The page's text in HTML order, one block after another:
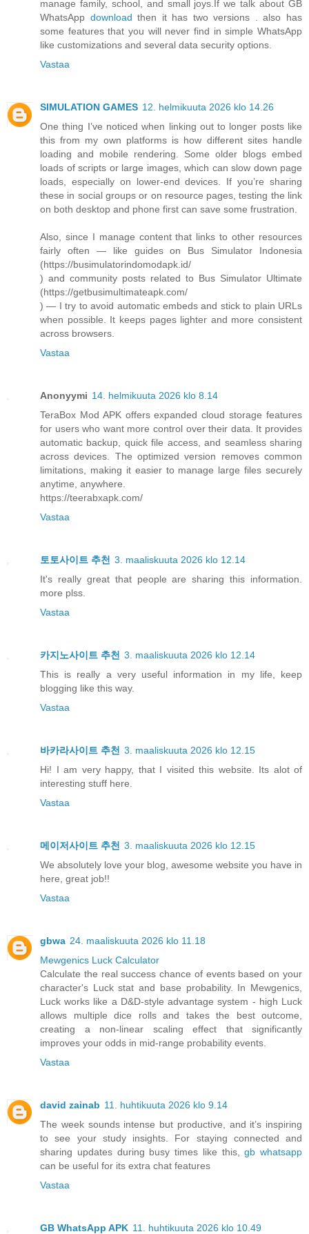
manage family, school, and small joys.If we talk about GB
WhatsApp download then it has two versions . also has
some features that you will never find in simple WhatsApp
like customizations and several data security options.
Vastaa
SIMULATION GAMES 12. helmikuuta 2026 klo 14.26
One thing I’ve noticed when linking out to longer posts like
this from my own platforms is how different sites handle
loading and mobile rendering. Some older blogs embed
loads of scripts or large images, which can slow down page
loads, especially on lower-end devices. If you’re sharing
these in social groups or on resource pages, testing the link
on both desktop and phone first can save some frustration.
Also, since I manage content that links to other resources
fairly often — like guides on Bus Simulator Indonesia
(https://busimulatorindomodapk.id/
) and community posts related to Bus Simulator Ultimate
(https://getbusimultimateapk.com/
) — I try to avoid automatic embeds and stick to plain URLs
when possible. It keeps pages lighter and more consistent
across browsers.
Vastaa
Anonyymi 14. helmikuuta 2026 klo 8.14
TeraBox Mod APK offers expanded cloud storage features
for users who want more control over their data. It provides
automatic backup, quick file access, and seamless sharing
across devices. The optimized version removes common
limitations, making it easier to manage large files securely
anytime, anywhere.
https://teerabxapk.com/
Vastaa
토토사이트 추천 3. maaliskuuta 2026 klo 12.14
It's really great that people are sharing this information.
more plss.
Vastaa
카지노사이트 추천 3. maaliskuuta 2026 klo 12.14
This is really a very useful information in my life, keep
blogging like this way.
Vastaa
바카라사이트 추천 3. maaliskuuta 2026 klo 12.15
Hi! I am very happy, that I visited this website. Its alot of
interesting stuff here.
Vastaa
메이저사이트 추천 3. maaliskuuta 2026 klo 12.15
We absolutely love your blog, awesome website you have in
here, great job!!
Vastaa
gbwa 24. maaliskuuta 2026 klo 11.18
Mewgenics Luck Calculator
Calculate the real success chance of events based on your
character's Luck stat and base probability. In Mewgenics,
Luck works like a D&D-style advantage system - high Luck
allows multiple dice rolls and takes the best outcome,
creating a non-linear scaling effect that significantly
improves your odds in mid-range probability events.
Vastaa
david zainab 11. huhtikuuta 2026 klo 9.14
The week sounds intense but productive, and it’s inspiring
to see your study insights. For staying connected and
sharing updates during busy times like this,gb whatsapp
can be useful for its extra chat features
Vastaa
GB WhatsApp APK 11. huhtikuuta 2026 klo 10.49